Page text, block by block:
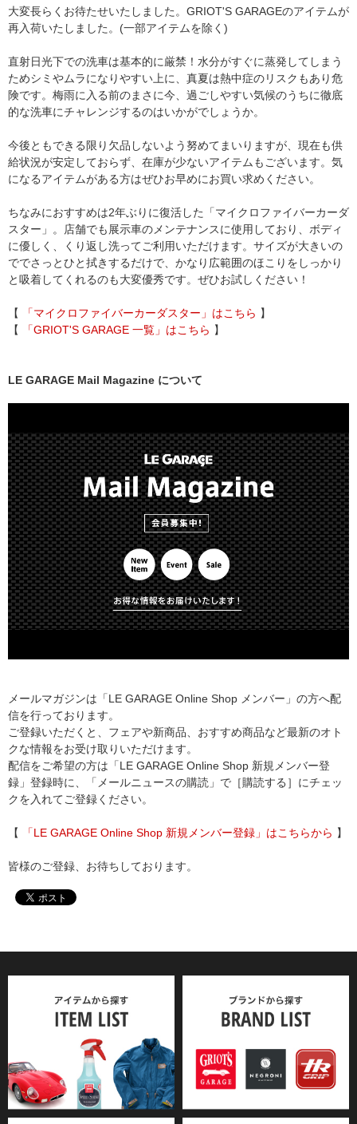
大変長らくお待たせいたしました。GRIOT'S GARAGEのアイテムが
再入荷いたしました。(一部アイテムを除く)
直射日光下での洗車は基本的に厳禁！水分がすぐに蒸発してしまう
ためシミやムラになりやすい上に、真夏は熱中症のリスクもあり危
険です。梅雨に入る前のまさに今、過ごしやすい気候のうちに徹底
的な洗車にチャレンジするのはいかがでしょうか。
今後ともできる限り欠品しないよう努めてまいりますが、現在も供
給状況が安定しておらず、在庫が少ないアイテムもございます。気
になるアイテムがある方はぜひお早めにお買い求めください。
ちなみにおすすめは2年ぶりに復活した「マイクロファイバーカーダ
スター」。店舗でも展示車のメンテナンスに使用しており、ボディ
に優しく、くり返し洗ってご利用いただけます。サイズが大きいの
ででさっとひと拭きするだけで、かなり広範囲のほこりをしっかり
と吸着してくれるのも大変優秀です。ぜひお試しください！
【 「マイクロファイバーカーダスター」はこちら 】
【
「GRIOT'S GARAGE 一覧」はこちら 】
LE GARAGE Mail Magazine について
メールマガジンは「LE GARAGE Online Shop メンバー」の方へ配
信を行っております。
ご登録いただくと、フェアや新商品、おすすめ商品など最新のオト
クな情報をお受け取りいただけます。
配信をご希望の方は「LE GARAGE Online Shop 新規メンバー登
録」登録時に、「メールニュースの購読」で［購読する］にチェッ
クを入れてご登録ください。
【 「LE GARAGE Online Shop 新規メンバー登録」はこちらから 】
皆様のご登録、お待ちしております。